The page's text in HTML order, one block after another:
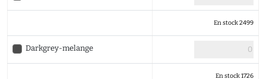
En stock 2499
Darkgrey-melange
En stock 1726